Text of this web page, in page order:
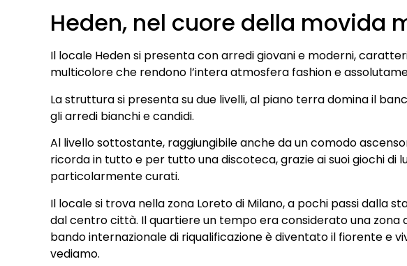
Heden, nel cuore della movida
Il locale Heden si presenta con arredi giovani e moderni,
multicolore che rendono l’intera atmosfera fashion e
La struttura si presenta su due livelli, al piano terra domina il
gli arredi bianchi e candidi.
Al livello sottostante, raggiungibile anche da un comodo
ricorda in tutto e per tutto una discoteca, grazie ai suoi giochi di
particolarmente curati.
Il locale si trova nella zona Loreto di Milano, a pochi passi dalla
dal centro città. Il quartiere un tempo era considerato una zona
bando internazionale di riqualificazione è diventato il fiorente e
vediamo.